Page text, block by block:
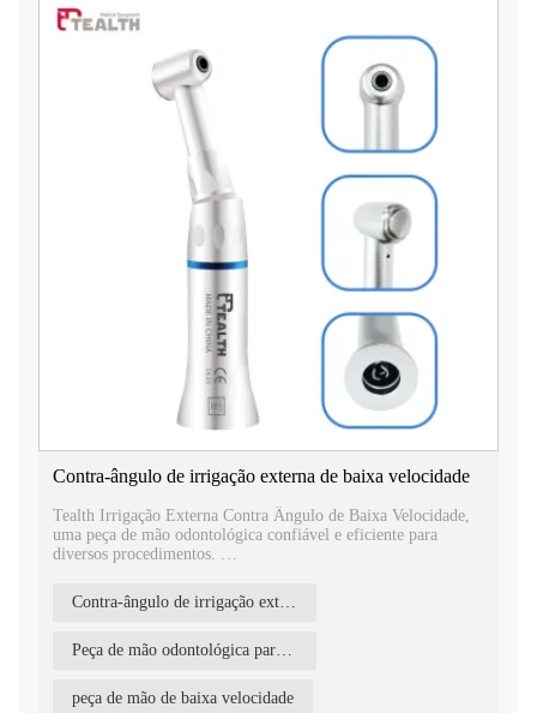
Contra-ângulo de irrigação externa de baixa velocidade
Tealth Irrigação Externa Contra Ângulo de Baixa Velocidade,
uma peça de mão odontológica confiável e eficiente para
diversos procedimentos.
comodidade e precisão durante procedimentos odontológicos.
Contra-ângulo de irrigação externa de baixa velocidade
Peça de mão odontológica para irrigação externa
peça de mão de baixa velocidade